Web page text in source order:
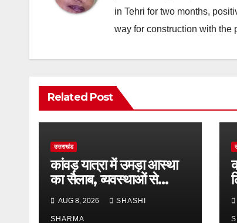
in Tehri for two months,
way for construction with the
Related Post
उत्तराखंड
कांवड़ यात्रा में उमड़ा आस्था
का सैलाब, व्यवस्थाओं से
श्रद्धालु खुश
AUG 8, 2026 SHASHI
SHARMA